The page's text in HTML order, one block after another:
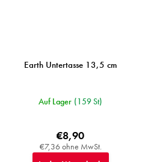
Earth Untertasse 13,5 cm
Auf Lager (159 St)
€7,36 ohne MwSt.
€8,90